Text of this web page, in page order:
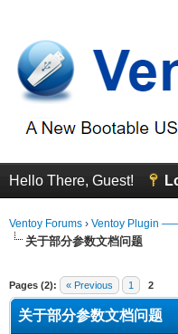
Hello There, Guest!
Ventoy Forums › Ventoy Plugin
关于部分参数文档问题
Pages (2): « Previous 1 2
关于部分参数文档问题